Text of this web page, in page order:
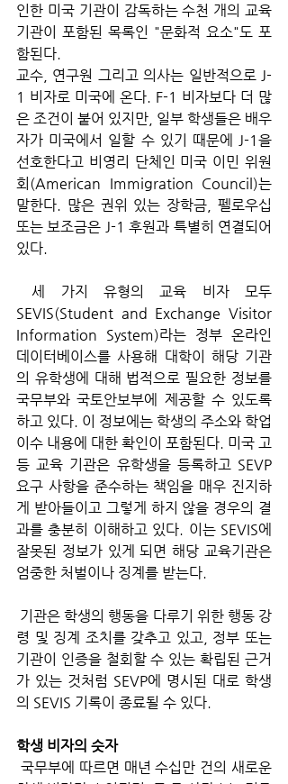
인한 미국 기관이 감독하는 수천 개의 교육
기관이 포함된 목록인 "문화적 요소"도 포
함된다.
교수, 연구원 그리고 의사는 일반적으로 J-
1 비자로 미국에 온다. F-1 비자보다 더 많
은 조건이 붙어 있지만, 일부 학생들은 배우
자가 미국에서 일할 수 있기 때문에 J-1을
선호한다고 비영리 단체인 미국 이민 위원
회(American Immigration Council)는
말한다. 많은 권위 있는 장학금, 펠로우십
또는 보조금은 J-1 후원과 특별히 연결되어
있다.
세 가지 유형의 교육 비자 모두
SEVIS(Student and Exchange Visitor
Information System)라는 정부 온라인
데이터베이스를 사용해 대학이 해당 기관
의 유학생에 대해 법적으로 필요한 정보를
국무부와 국토안보부에 제공할 수 있도록
하고 있다. 이 정보에는 학생의 주소와 학업
이수 내용에 대한 확인이 포함된다. 미국 고
등 교육 기관은 유학생을 등록하고 SEVP
요구 사항을 준수하는 책임을 매우 진지하
게 받아들이고 그렇게 하지 않을 경우의 결
과를 충분히 이해하고 있다. 이는 SEVIS에
잘못된 정보가 있게 되면 해당 교육기관은
엄중한 처벌이나 징계를 받는다.
령 및 징계 조치를 갖추고 있고, 정부 또는
기관이 인증을 철회할 수 있는 확립된 근거
가 있는 것처럼 SEVP에 명시된 대로 학생
의 SEVIS 기록이 종료될 수 있다.
학생 비자의 숫자